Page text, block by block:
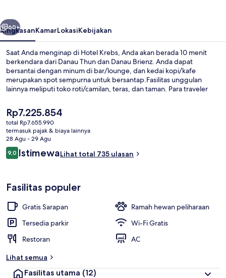
Berikutnya
60+
RingkasanKamarLokasiKebijakan
Saat Anda menginap di Hotel Krebs, Anda akan berada 10 menit
berkendara dari Danau Thun dan Danau Brienz. Anda dapat
bersantai dengan minum di bar/lounge, dan kedai kopi/kafe
merupakan spot sempurna untuk bersantap.Fasilitas unggulan
lainnya meliputi toko roti/camilan, teras, dan taman. Para traveler
Harga
saat
ini
Rp7.225.854
Rp7.225.854
total Rp7.655.990
termasuk pajak & biaya lainnya
28 Agu - 29 Agu
Ulasan
9,09,0 dari 10
IstimewaLihat total 735 ulasan
Fasilitas populer
Gratis Sarapan
Ramah hewan peliharaan
Tersedia parkir
Wi-Fi Gratis
Restoran
AC
Lihat semua
Fasilitas utama (12)